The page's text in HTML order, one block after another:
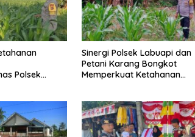
Polsek
Sinergi Polsek Labuapi dan
Petani Karang Bongkot
Memperkuat Ketahanan